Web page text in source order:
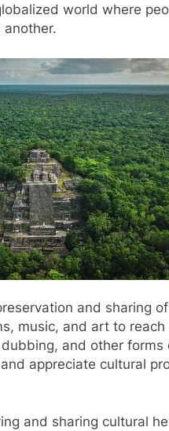
world where
and sharing
music, and art to
and other forms
appreciate cultural
and sharing cultural